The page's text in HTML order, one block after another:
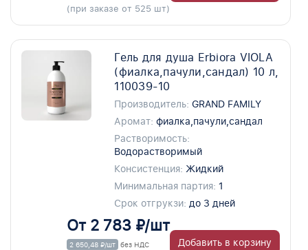
(при заказе от 525 шт)
Гель для душа Erbiora VIOLA
(фиалка,пачули,сандал) 10 л,
110039-10
Производитель: GRAND FAMILY
Аромат: фиалка,пачули,сандал
Растворимость:
Водорастворимый
Консистенция: Жидкий
Минимальная партия: 1
Срок отгрукзи: до 3 дней
От 2 783 ₽/шт
2 650,48 ₽/шт без НДС Добавить в корзину